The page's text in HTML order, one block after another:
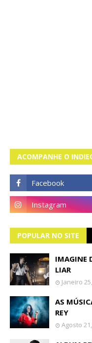
ACOMPANHE O
POPULAR NO SITE
IMAGINE
LIAR
Janeiro
AS
REY
Agosto